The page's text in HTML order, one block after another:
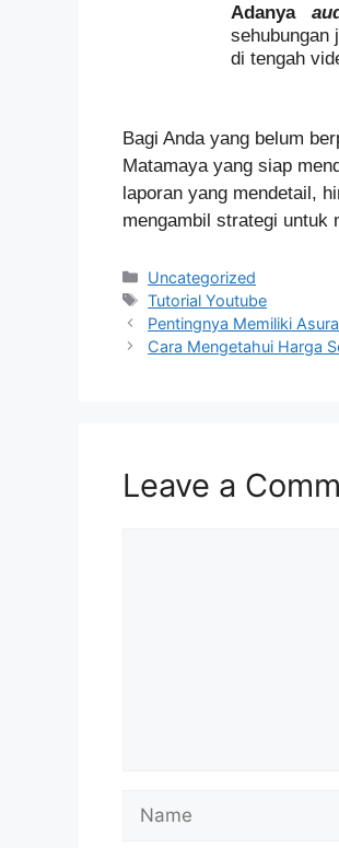
Adanya
sehubungan
di tengah
Bagi Anda yang belum
Matamaya yang siap
laporan yang mendetail,
mengambil strategi untuk
Categories
Uncategorized
Tags
Tutorial Youtube
Pentingnya Memiliki
Cara Mengetahui Harga
Leave a